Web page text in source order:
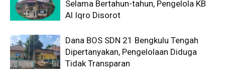
Selama Bertahun-tahun, Pengelola KB
Al Iqro Disorot
Dana BOS SDN 21 Bengkulu Tengah
Dipertanyakan, Pengelolaan Diduga
Tidak Transparan